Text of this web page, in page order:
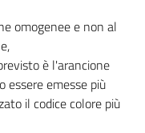
omogenee e non al
è l'arancione
essere emesse più
il codice colore più